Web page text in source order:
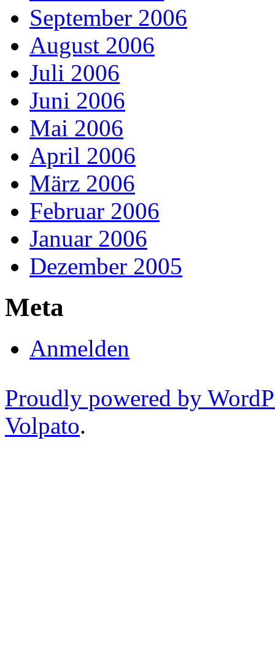
September 2006
August 2006
Juli 2006
Juni 2006
Mai 2006
April 2006
März 2006
Februar 2006
Januar 2006
Dezember 2005
Meta
Anmelden
Proudly powered by
Volpato.